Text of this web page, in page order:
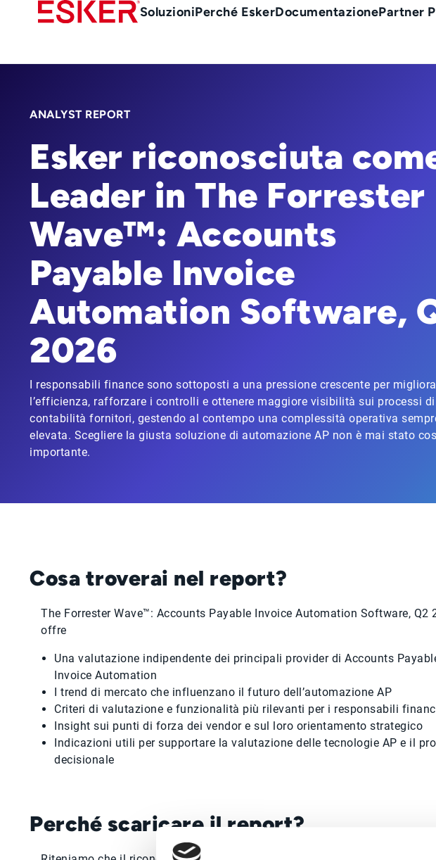
content
Main
SoluzioniPerché EskerDocumentazionePartner
ANALYST REPORT
Esker riconosciuta
Leader in The Forrester
Wave™: Accounts
Payable Invoice
Automation Software,
2026
I responsabili finance sono sottoposti a una pressione crescente per
l’efficienza, rafforzare i controlli e ottenere maggiore visibilità sui processi di
contabilità fornitori, gestendo al contempo una complessità operativa
elevata. Scegliere la giusta soluzione di automazione AP non è mai stato
importante.
Cosa troverai nel report?
The Forrester Wave™: Accounts Payable Invoice Automation Software, Q2
offre
Una valutazione indipendente dei principali provider di Accounts
Invoice Automation
I trend di mercato che influenzano il futuro dell’automazione AP
Criteri di valutazione e funzionalità più rilevanti per i responsabili
Insight sui punti di forza dei vendor e sul loro orientamento strategico
Indicazioni utili per supportare la valutazione delle tecnologie AP e il
decisionale
Perché scaricare il report?